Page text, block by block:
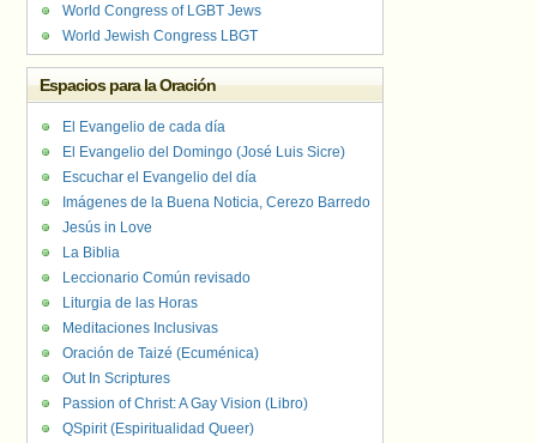
World Congress of LGBT Jews
World Jewish Congress LBGT
Espacios para la Oración
El Evangelio de cada día
El Evangelio del Domingo (José Luis Sicre)
Escuchar el Evangelio del día
Imágenes de la Buena Noticia, Cerezo Barredo
Jesús in Love
La Biblia
Leccionario Común revisado
Liturgia de las Horas
Meditaciones Inclusivas
Oración de Taizé (Ecuménica)
Out In Scriptures
Passion of Christ: A Gay Vision (Libro)
QSpirit (Espiritualidad Queer)